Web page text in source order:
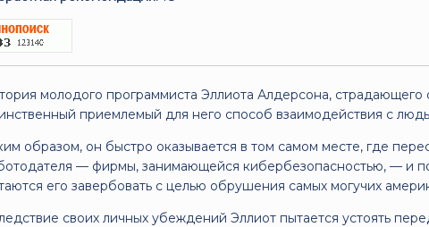
молодого программиста Эллиота Алдерсона,
приемлемый для него способ взаимодействия с
образом, он быстро оказывается в том самом месте, где
— фирмы, занимающейся кибербезопасностью, — и
его завербовать с целью обрушения самых могучих
своих личных убеждений Эллиот пытается устоять